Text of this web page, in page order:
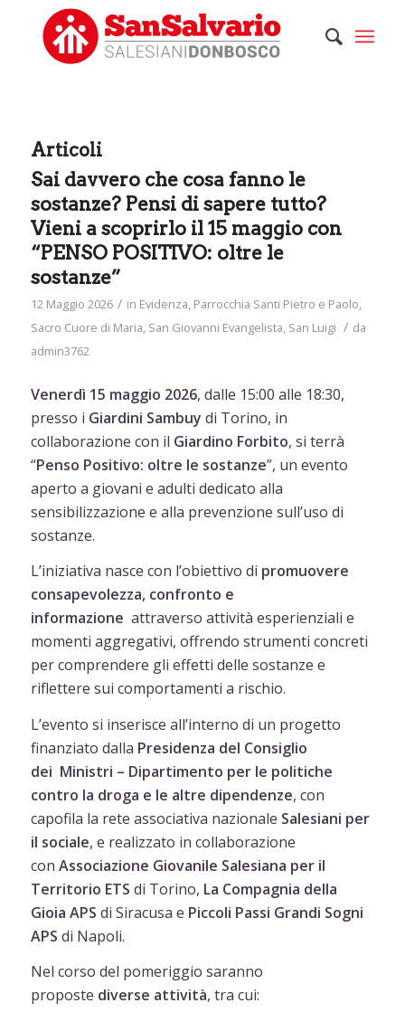
Articoli
Sai davvero che cosa fanno le
sostanze? Pensi di sapere tutto?
Vieni a scoprirlo il 15 maggio con
“PENSO POSITIVO: oltre le
sostanze”
12 Maggio 2026 / in Evidenza, Parrocchia Santi Pietro e Paolo,
Sacro Cuore di Maria, San Giovanni Evangelista, San Luigi / da
admin3762
Venerdì 15 maggio 2026, dalle 15:00 alle 18:30,
presso i Giardini Sambuy di Torino, in
collaborazione con il Giardino Forbito, si terrà
“Penso Positivo: oltre le sostanze”, un evento
aperto a giovani e adulti dedicato alla
sensibilizzazione e alla prevenzione sull’uso di
sostanze.
L’iniziativa nasce con l’obiettivo di promuovere
consapevolezza, confronto e
informazione attraverso attività esperienziali e
momenti aggregativi, offrendo strumenti concreti
per comprendere gli effetti delle sostanze e
riflettere sui comportamenti a rischio.
L’evento si inserisce all’interno di un progetto
finanziato dalla Presidenza del Consiglio
dei Ministri – Dipartimento per le politiche
contro la droga e le altre dipendenze, con
capofila la rete associativa nazionale Salesiani per
il sociale, e realizzato in collaborazione
con Associazione Giovanile Salesiana per il
Territorio ETS di Torino, La Compagnia della
Gioia APS di Siracusa e Piccoli Passi Grandi Sogni
APS di Napoli.
Nel corso del pomeriggio saranno
proposte diverse attività, tra cui: